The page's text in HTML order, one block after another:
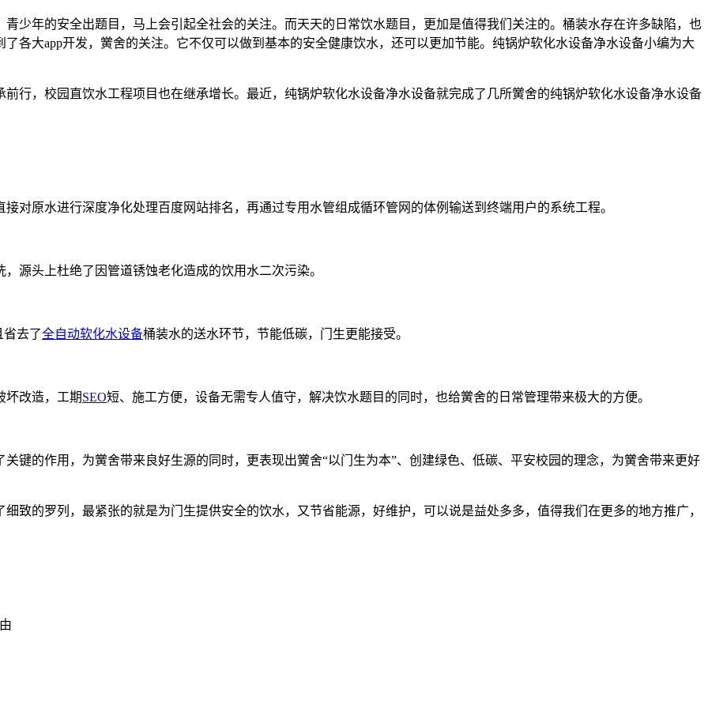
少年的安全出题目，马上会引起全社会的关注。而天天的日常饮水题目，更加是值得我们关注的。桶装水存在许多缺陷，也
各大app开发，黉舍的关注。它不仅可以做到基本的安全健康饮水，还可以更加节能。纯锅炉软化水设备净水设备小编为大
行，校园直饮水工程项目也在继承增长。最近，纯锅炉软化水设备净水设备就完成了几所黉舍的纯锅炉软化水设备净水设备
对原水进行深度净化处理百度网站排名，再通过专用水管组成循环管网的体例输送到终端用户的系统工程。
源头上杜绝了因管道锈蚀老化造成的饮用水二次污染。
去了全自动软化水设备桶装水的送水环节，节能低碳，门生更能接受。
坏改造，工期SEO短、施工方便，设备无需专人值守，解决饮水题目的同时，也给黉舍的日常管理带来极大的方便。
键的作用，为黉舍带来良好生源的同时，更表现出黉舍“以门生为本”、创建绿色、低碳、平安校园的理念，为黉舍带来更好
致的罗列，最紧张的就是为门生提供安全的饮水，又节省能源，好维护，可以说是益处多多，值得我们在更多的地方推广，